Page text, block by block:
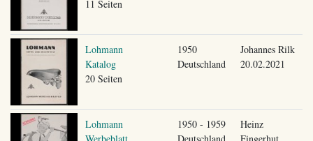
11 Seiten
Lohmann
Katalog
20 Seiten
1950
Deutschland
Johannes Rilk
20.02.2021
Lohmann
Werbeblatt
1950 - 1959
Deutschland
Heinz
Fingerhut